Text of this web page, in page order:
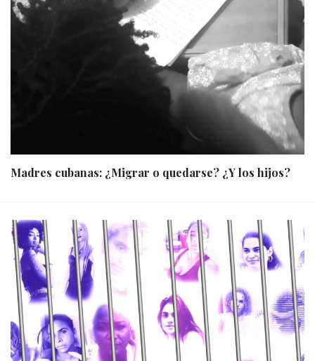
Madres cubanas: ¿Migrar o quedarse? ¿Y los hijos?